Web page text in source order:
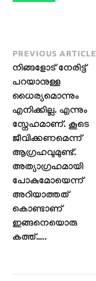
PREVIOUS ARTICLE
നിങ്ങളോട് നേരിട്ട്
പറയാനുള്ള
ധൈര്യമൊന്നും
എനിക്കില്ല. എന്നും
സ്നേഹമാണ്. കൂടെ
ജീവിക്കണമെന്ന്
ആഗ്രഹവുമുണ്ട്.
അത്യാഗ്രഹമായി
പോകുമോയെന്ന്
അറിയാത്തത്
കൊണ്ടാണ്
ഇങ്ങനെയൊരു
കത്ത്…..